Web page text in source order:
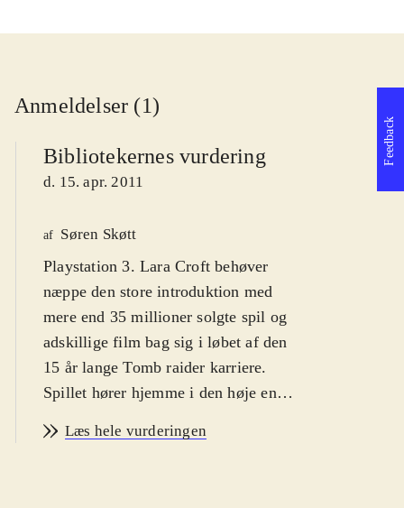
Anmeldelser (1)
Bibliotekernes vurdering
d. 15. apr. 2011
af Søren Skøtt
Playstation 3. Lara Croft behøver
næppe den store introduktion med
mere end 35 millioner solgte spil og
adskillige film bag sig i løbet af den
15 år lange Tomb raider karriere.
Spillet hører hjemme i den høje ende
ungdomsafdelingen da
Læs hele vurderingen
Feedback